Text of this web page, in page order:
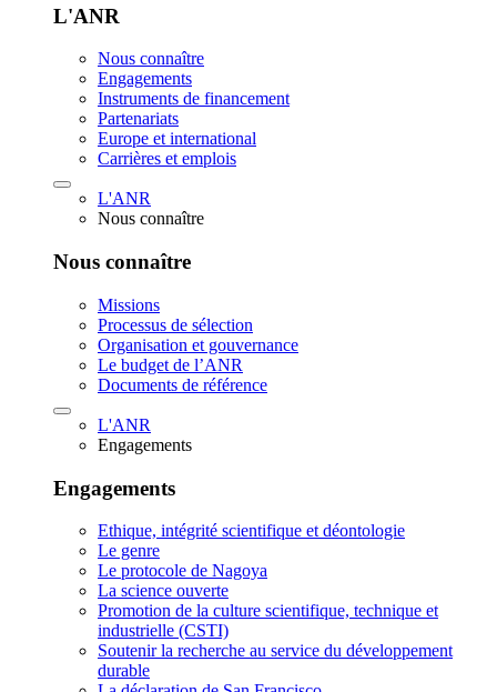
L'ANR
Nous connaître
Engagements
Instruments de financement
Partenariats
Europe et international
Carrières et emplois
L'ANR
Nous connaître
Nous connaître
Missions
Processus de sélection
Organisation et gouvernance
Le budget de l’ANR
Documents de référence
L'ANR
Engagements
Engagements
Ethique, intégrité scientifique et déontologie
Le genre
Le protocole de Nagoya
La science ouverte
Promotion de la culture scientifique, technique et
industrielle (CSTI)
Soutenir la recherche au service du développement
durable